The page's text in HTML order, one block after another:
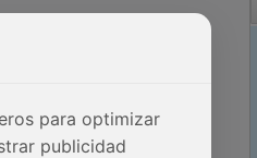
para optimizar
publicidad